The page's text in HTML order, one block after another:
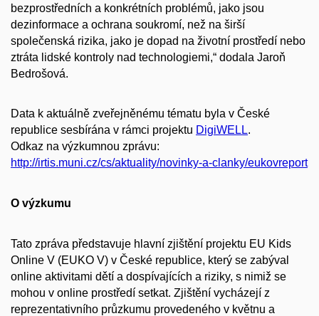
bezprostředních a konkrétních problémů, jako jsou
dezinformace a ochrana soukromí, než na širší
společenská rizika, jako je dopad na životní prostředí nebo
ztráta lidské kontroly nad technologiemi,“ dodala Jaroň
Bedrošová.
Data k aktuálně zveřejněnému tématu byla v České
republice sesbírána v rámci projektu DigiWELL.
Odkaz na výzkumnou zprávu:
http://irtis.muni.cz/cs/aktuality/novinky-a-clanky/eukovreport
O výzkumu
Tato zpráva představuje hlavní zjištění projektu EU Kids
Online V (EUKO V) v České republice, který se zabýval
online aktivitami dětí a dospívajících a riziky, s nimiž se
mohou v online prostředí setkat. Zjištění vycházejí z
reprezentativního průzkumu provedeného v květnu a